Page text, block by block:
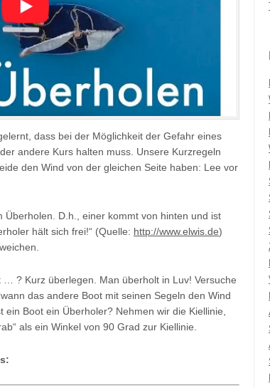
dass bei der Möglichkeit der Gefahr eines
andere Kurs halten muss. Unsere Kurzregeln
den Wind von der gleichen Seite haben: Lee vor
D.h., einer kommt von hinten und ist
hält sich frei!“ (Quelle: http://www.elwis.de)
? Kurz überlegen. Man überholt in Luv! Versuche
das andere Boot mit seinen Segeln den Wind
ein Boot ein Überholer? Nehmen wir die Kiellinie,
als ein Winkel von 90 Grad zur Kiellinie.